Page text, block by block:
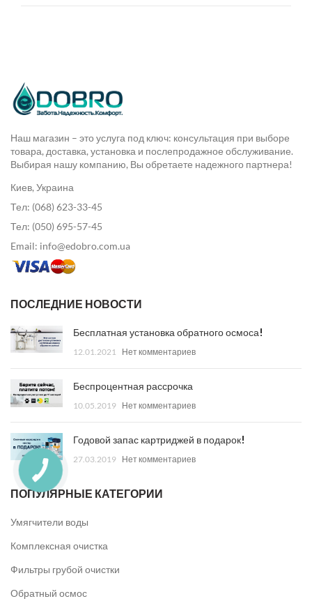
Наш магазин – это услуга под ключ: консультация при выборе
товара, доставка, установка и послепродажное обслуживание.
Выбирая нашу компанию, Вы обретаете надежного партнера!
Киев, Украина
Тел: (068) 623-33-45
Тел: (050) 695-57-45
Email: info@edobro.com.ua
ПОСЛЕДНИЕ НОВОСТИ
Бесплатная установка обратного осмоса!
12.01.2021 Нет комментариев
Беспроцентная рассрочка
10.05.2019 Нет комментариев
Годовой запас картриджей в подарок!
27.03.2019 Нет комментариев
ПОПУЛЯРНЫЕ КАТЕГОРИИ
Умягчители воды
Комплексная очистка
Фильтры грубой очистки
Обратный осмос